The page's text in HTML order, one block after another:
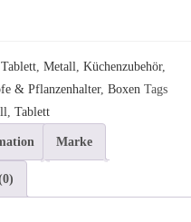
Tablett, Metall, Küchenzubehör,
& Pflanzenhalter, Boxen Tags
, Tablett
Marke